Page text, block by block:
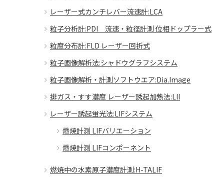
レーザー式カンチレバー流速計:LCA
粒子分析計:PDI 流速・粒径計測 位相ドップラー式
粒度分布計:FLD レーザー回折式
粒子画像解析法:シャドウグラフシステム
粒子画像解析・計測ソフトウエア:Dia.Image
排ガス・すす濃度 レーザー誘起加熱法:LII
レーザー誘起蛍光法:LIFシステム
燃焼計測 LIFバリエーション
燃焼計測 LIFコンポーネント
燃焼中の水素原子濃度計測:H-TALIF